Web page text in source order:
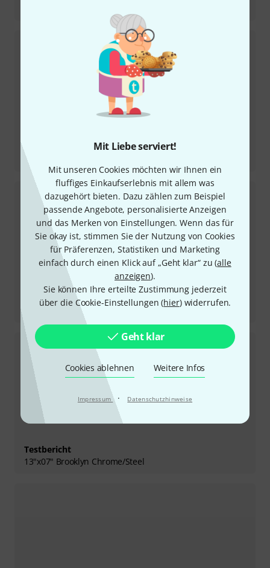
Mit Liebe serviert!
Mit unseren Cookies möchten wir Ihnen ein
fluffiges Einkaufserlebnis mit allem was
dazugehört bieten. Dazu zählen zum Beispiel
passende Angebote, personalisierte Anzeigen
und das Merken von Einstellungen. Wenn das für
Sie okay ist, stimmen Sie der Nutzung von Cookies
für Präferenzen, Statistiken und Marketing
einfach durch einen Klick auf „Geht klar“ zu (alle
anzeigen).
Sie können Ihre erteilte Zustimmung jederzeit
über die Cookie-Einstellungen (hier) widerrufen.
Geht klar
Cookies ablehnen Weitere Infos
Impressum · Datenschutzhinweise
Catalina Club Jazz SWG
Testbericht
14"x5,5" Mike Johnston Snare
Testbericht
13"x07" Brooklyn Chrome/Steel